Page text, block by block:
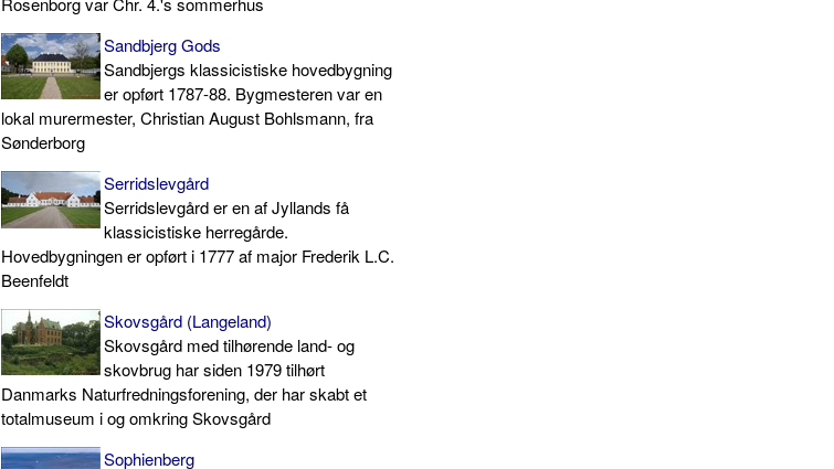
Sandbjerg Gods
Sandbjergs klassicistiske hovedbygning
er opført 1787-88. Bygmesteren var en
lokal murermester, Christian August Bohlsmann, fra
Sønderborg
Serridslevgård
Serridslevgård er en af Jyllands få
klassicistiske herregårde.
Hovedbygningen er opført i 1777 af major Frederik L.C.
Beenfeldt
Skovsgård (Langeland)
Skovsgård med tilhørende land- og
skovbrug har siden 1979 tilhørt
Danmarks Naturfredningsforening, der har skabt et
totalmuseum i og omkring Skovsgård
Sophienberg